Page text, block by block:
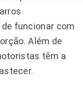
funcionar com
Além de
têm a